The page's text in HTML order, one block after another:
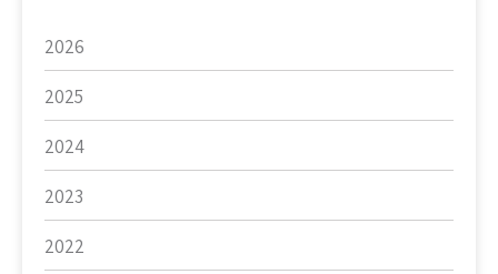
2026
2025
2024
2023
2022